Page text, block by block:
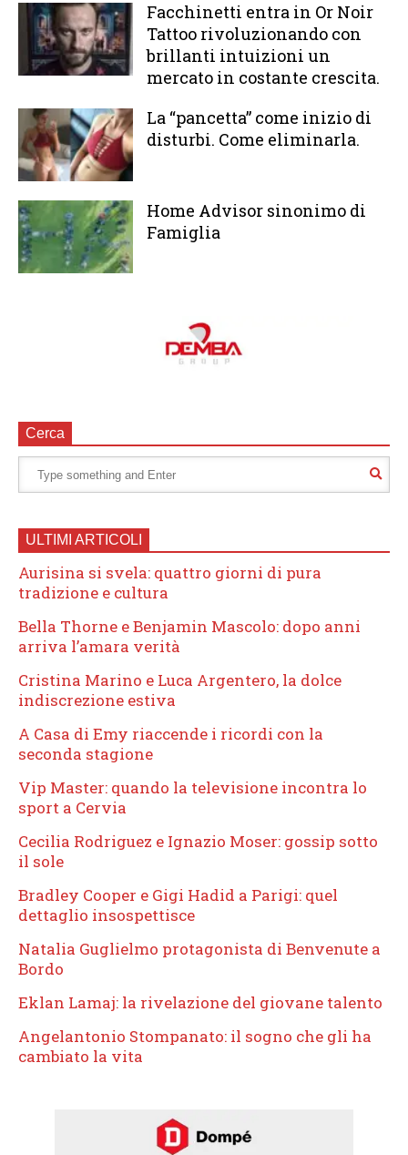
Facchinetti entra in Or Noir
Tattoo rivoluzionando con
brillanti intuizioni un
mercato in costante crescita.
La “pancetta” come inizio di
disturbi. Come eliminarla.
Home Advisor sinonimo di
Famiglia
Cerca
ULTIMI ARTICOLI
Aurisina si svela: quattro giorni di pura
tradizione e cultura
Bella Thorne e Benjamin Mascolo: dopo anni
arriva l’amara verità
Cristina Marino e Luca Argentero, la dolce
indiscrezione estiva
A Casa di Emy riaccende i ricordi con la
seconda stagione
Vip Master: quando la televisione incontra lo
sport a Cervia
Cecilia Rodriguez e Ignazio Moser: gossip sotto
il sole
Bradley Cooper e Gigi Hadid a Parigi: quel
dettaglio insospettisce
Natalia Guglielmo protagonista di Benvenute a
Bordo
Eklan Lamaj: la rivelazione del giovane talento
Angelantonio Stompanato: il sogno che gli ha
cambiato la vita